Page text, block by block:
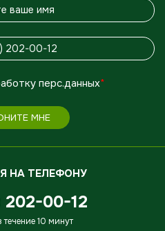
перс.данных*
МНЕ
НА ТЕЛЕФОНУ
202-00-12
течение 10 минут